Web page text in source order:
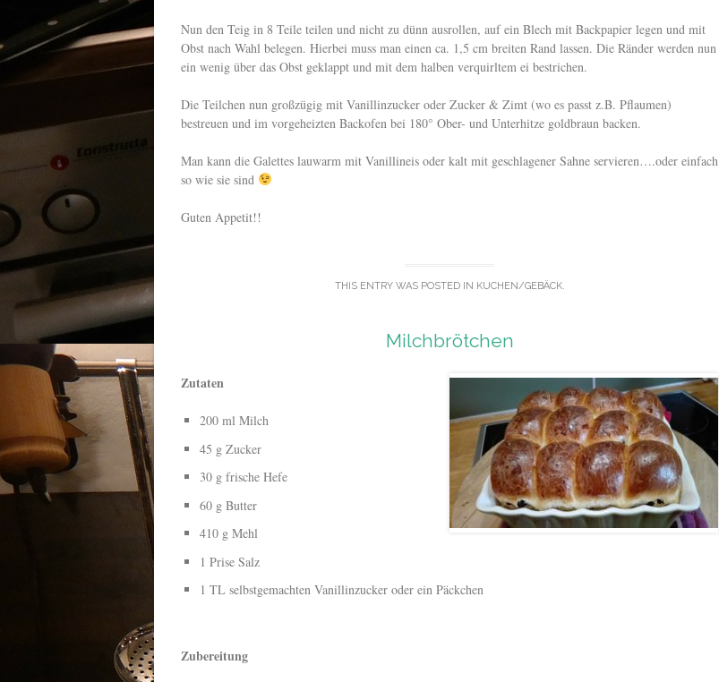
Nun den Teig in 8 Teile teilen und nicht zu dünn ausrollen, auf ein Blech mit Backpapier legen und mit
Obst nach Wahl belegen. Hierbei muss man einen ca. 1,5 cm breiten Rand lassen. Die Ränder werden nun
ein wenig über das Obst geklappt und mit dem halben verquirltem ei bestrichen.
Die Teilchen nun großzügig mit Vanillinzucker oder Zucker & Zimt (wo es passt z.B. Pflaumen)
bestreuen und im vorgeheizten Backofen bei 180° Ober- und Unterhitze goldbraun backen.
Man kann die Galettes lauwarm mit Vanillineis oder kalt mit geschlagener Sahne servieren….oder einfach
so wie sie sind
Guten Appetit!!
THIS ENTRY WAS POSTED IN KUCHEN/GEBÄCK.
Milchbrötchen
Zutaten
200 ml Milch
45 g Zucker
30 g frische Hefe
60 g Butter
410 g Mehl
1 Prise Salz
1 TL selbstgemachten Vanillinzucker oder ein Päckchen
Zubereitung